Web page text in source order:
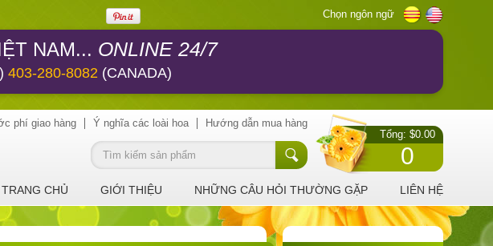
Chọn ngôn ngữ
NAM... ONLINE 24/7
403-280-8082 (CANADA)
Tổng: $0.00
0
phí giao hàng Ý nghĩa các loài hoa Hướng dẫn mua hàng
TRANG CHỦ GIỚI THIỆU NHỮNG CÂU HỎI THƯỜNG GẶP LIÊN HỆ